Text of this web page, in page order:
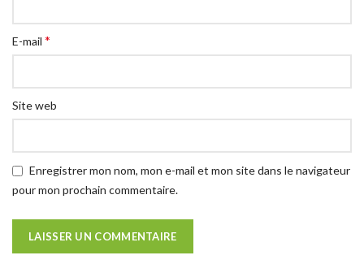
E-mail *
Site web
Enregistrer mon nom, mon e-mail et mon site dans le navigateur
pour mon prochain commentaire.